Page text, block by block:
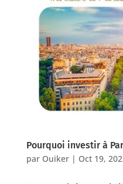
Pourquoi investir à
par Ouiker| Oct 19,